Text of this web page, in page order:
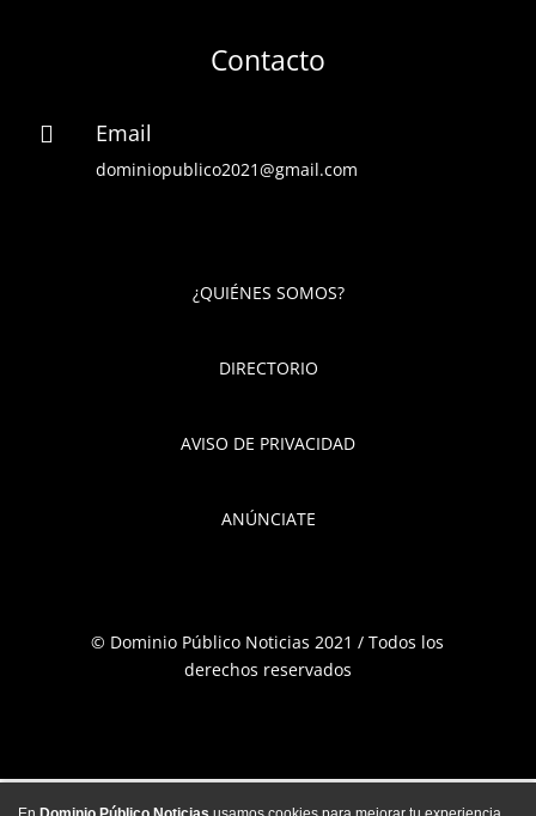
Contacto
 Email
dominiopublico2021@gmail.com
¿QUIÉNES SOMOS?
DIRECTORIO
AVISO DE PRIVACIDAD
ANÚNCIATE
© Dominio Público Noticias 2021 / Todos los
derechos reservados